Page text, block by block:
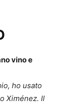
vino e
ho usato
Ximénez. Il